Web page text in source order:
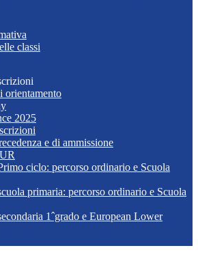
classi
orientamento
2025
e di ammissione
ciclo: percorso ordinario e Scuola
primaria: percorso ordinario e Scuola
1ˆgrado e European Lower